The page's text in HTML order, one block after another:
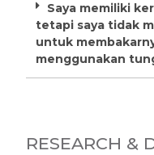
Saya memiliki
tetapi saya tidak
untuk
menggunakan
RESEARCH &